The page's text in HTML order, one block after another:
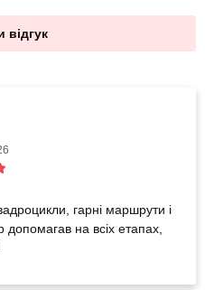
відгук
гарні маршрути і
допомагав на всіх етапах,